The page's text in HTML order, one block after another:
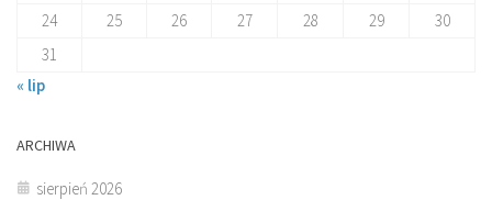
24
25 26 27 28 29
30
31
« lip
ARCHIWA
sierpień 2026